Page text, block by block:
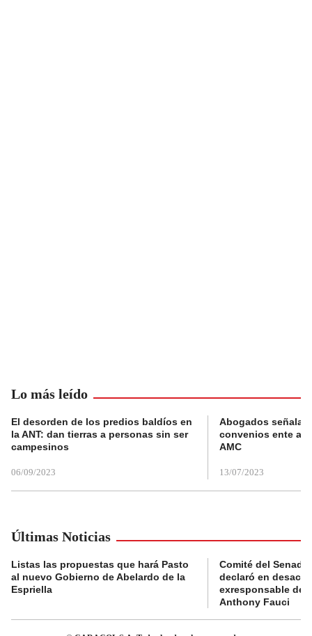
Lo más leído
El desorden de los predios baldíos en
la ANT: dan tierras a personas sin ser
campesinos
06/09/2023
Abogados
convenios ente
AMC
13/07/2023
Últimas Noticias
Listas las propuestas que hará Pasto
al nuevo Gobierno de Abelardo de la
Espriella
Comité del Senado
declaró en
exresponsable de
Anthony Fauci